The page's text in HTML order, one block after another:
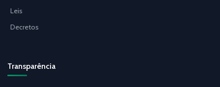
Leis
Decretos
Transparência